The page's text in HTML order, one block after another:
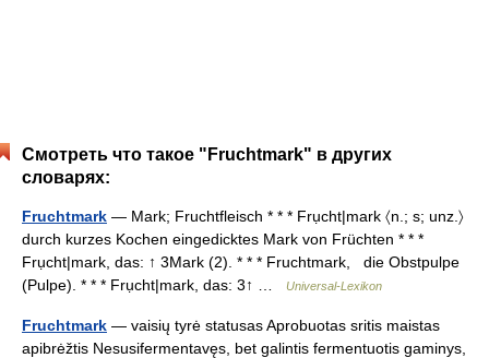
Смотреть что такое "Fruchtmark" в других
словарях:
Fruchtmark — Mark; Fruchtfleisch * * * Frụcht|mark 〈n.; s; unz.〉
durch kurzes Kochen eingedicktes Mark von Früchten * * *
Frụcht|mark, das: ↑ 3Mark (2). * * * Fruchtmark, die Obstpulpe
(Pulpe). * * * Frụcht|mark, das: 3↑ …
Universal-Lexikon
Fruchtmark — vaisių tyrė statusas Aprobuotas sritis maistas
apibrėžtis Nesusifermentavęs, bet galintis fermentuotis gaminys,